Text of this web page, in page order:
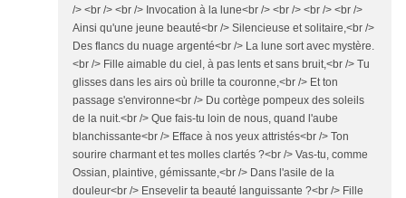
/> <br /> <br /> Invocation à la lune<br /> <br /> <br /> <br />
Ainsi qu'une jeune beauté<br /> Silencieuse et solitaire,<br />
Des flancs du nuage argenté<br /> La lune sort avec mystère.
<br /> Fille aimable du ciel, à pas lents et sans bruit,<br /> Tu
glisses dans les airs où brille ta couronne,<br /> Et ton
passage s'environne<br /> Du cortège pompeux des soleils
de la nuit.<br /> Que fais-tu loin de nous, quand l'aube
blanchissante<br /> Efface à nos yeux attristés<br /> Ton
sourire charmant et tes molles clartés ?<br /> Vas-tu, comme
Ossian, plaintive, gémissante,<br /> Dans l'asile de la
douleur<br /> Ensevelir ta beauté languissante ?<br /> Fille